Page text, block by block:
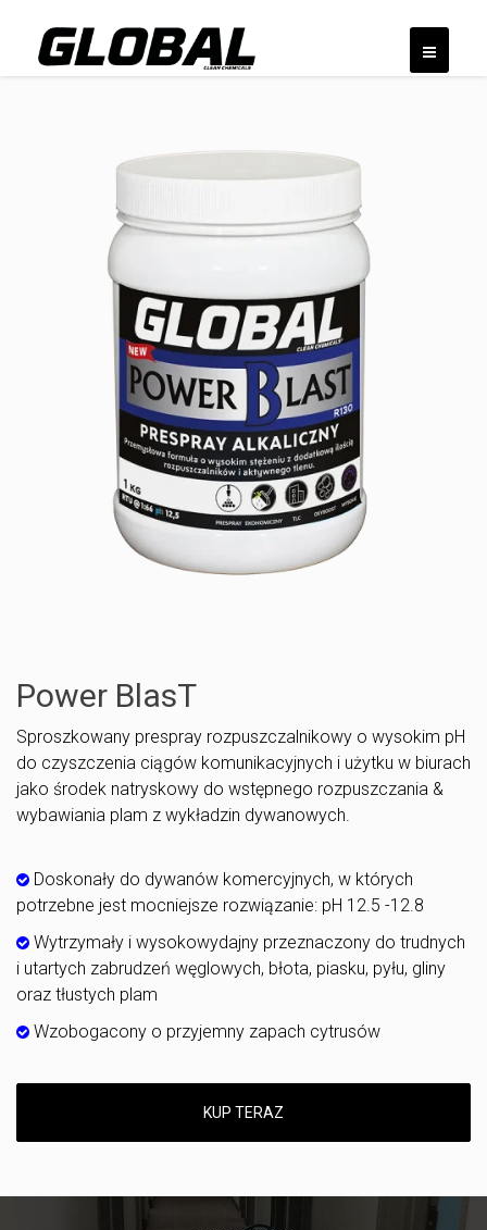
Power BlasT
Sproszkowany prespray rozpuszczalnikowy o wysokim pH
do czyszczenia ciągów komunikacyjnych i użytku w biurach
jako środek natryskowy do wstępnego rozpuszczania &
wybawiania plam z wykładzin dywanowych.
Doskonały do ​​dywanów komercyjnych, w których
potrzebne jest mocniejsze rozwiązanie: pH 12.5 -12.8
Wytrzymały i wysokowydajny przeznaczony do trudnych
i utartych zabrudzeń węglowych, błota, piasku, pyłu, gliny
oraz tłustych plam
Wzobogacony o przyjemny zapach cytrusów
KUP TERAZ